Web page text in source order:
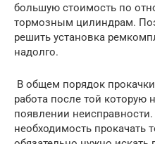
большую стоимость по
тормозным цилиндрам.
решить установка
надолго.
В общем порядок
работа после той которую
появлении
необходимость прокачать